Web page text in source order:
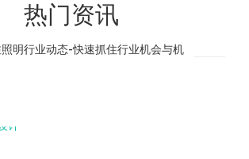
热门资讯
明行业动态-快速抓住行业机会与机